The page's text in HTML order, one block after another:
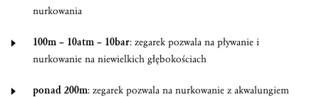
nurkowania
100m – 10atm – 10bar: zegarek pozwala na pływanie i
nurkowanie na niewielkich głębokościach
ponad 200m: zegarek pozwala na nurkowanie z akwalungiem